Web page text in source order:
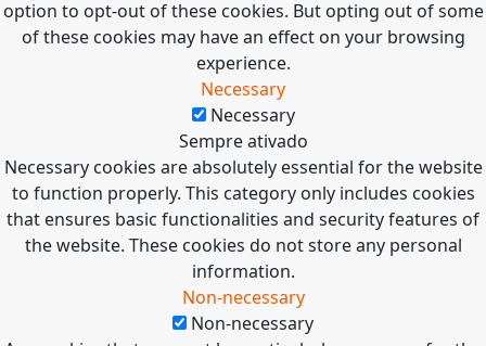
option to opt-out of these cookies. But opting out of some
of these cookies may have an effect on your browsing
experience.
Necessary
Necessary
Sempre ativado
Necessary cookies are absolutely essential for the website
to function properly. This category only includes cookies
that ensures basic functionalities and security features of
the website. These cookies do not store any personal
information.
Non-necessary
Non-necessary